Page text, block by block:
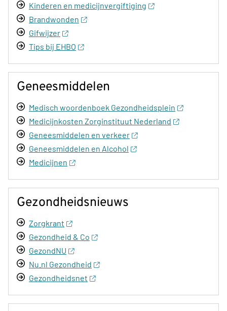
Kinderen en medicijnvergiftiging
Brandwonden
Gifwijzer
Tips bij EHBO
Geneesmiddelen
Medisch woordenboek Gezondheidsplein
Medicijnkosten Zorginstituut Nederland
Geneesmiddelen en verkeer
Geneesmiddelen en Alcohol
Medicijnen
Gezondheidsnieuws
Zorgkrant
Gezondheid & Co
GezondNU
Nu.nl Gezondheid
Gezondheidsnet